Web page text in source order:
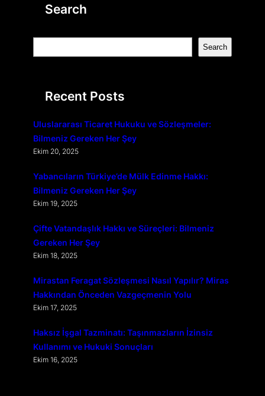
Search
e
Search
Recent Posts
Uluslararası Ticaret Hukuku ve Sözleşmeler:
Bilmeniz Gereken Her Şey
Ekim 20, 2025
Yabancıların Türkiye’de Mülk Edinme Hakkı:
Bilmeniz Gereken Her Şey
Ekim 19, 2025
Çifte Vatandaşlık Hakkı ve Süreçleri: Bilmeniz
Gereken Her Şey
Ekim 18, 2025
Mirastan Feragat Sözleşmesi Nasıl Yapılır? Miras
Hakkından Önceden Vazgeçmenin Yolu
Ekim 17, 2025
Haksız İşgal Tazminatı: Taşınmazların İzinsiz
Kullanımı ve Hukuki Sonuçları
Ekim 16, 2025